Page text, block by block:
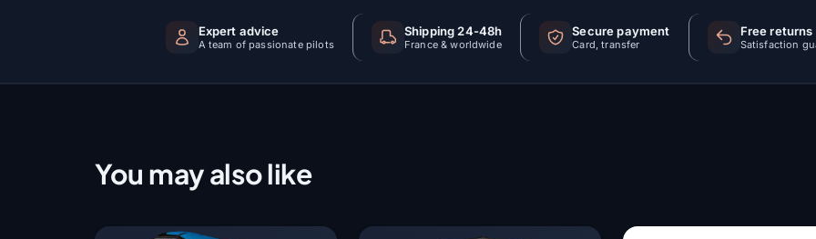
Expert advice
A team of passionate pilots
Shipping 24-48h
France & worldwide
Secure payment
Card, transfer
Free returns
Satisfaction
You may also like